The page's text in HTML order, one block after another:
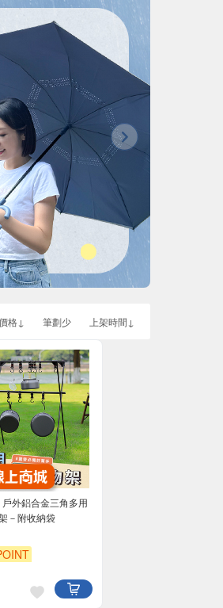
格↓ 筆劃少 上架時間↓
戶外鋁合金三角多用
－附收納袋